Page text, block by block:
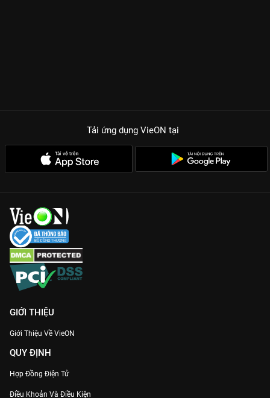
Tải ứng dụng VieON tại
GIỚI THIỆU
Giới Thiệu Về VieON
QUY ĐỊNH
Hợp Đồng Điện Tử
Điều Khoản Và Điều Kiện